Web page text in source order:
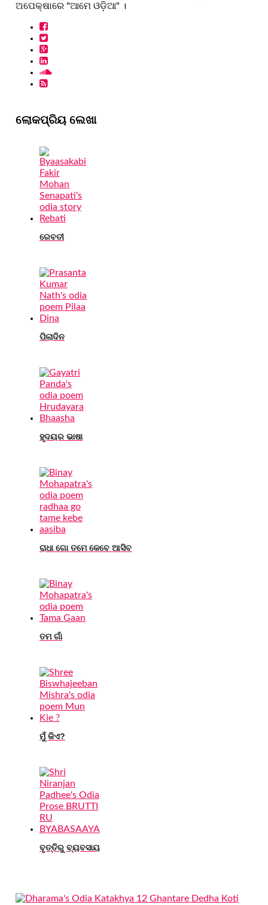
ଅପେକ୍ଷାରେ "ଆମେ ଓଡ଼ିଆ" ।
ଲୋକପ୍ରିୟ ଲେଖା
ରେବତୀ
ପିଲାଦିନ
ହୃଦୟର ଭାଷା
ରାଧା ଗୋ ତମେ କେବେ ଆସିବ
ତମ ଗାଁ
ମୁଁ କିଏ?
ବୃତ୍ତିରୁ ବ୍ୟବସାୟ